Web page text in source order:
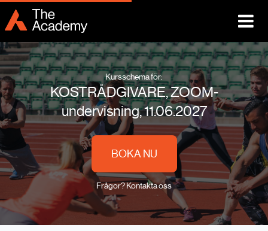
Kursschema för:
KOSTRÅDGIVARE, ZOOM-
undervisning, 11.06.2027
BOKA NU
Frågor? Kontakta oss